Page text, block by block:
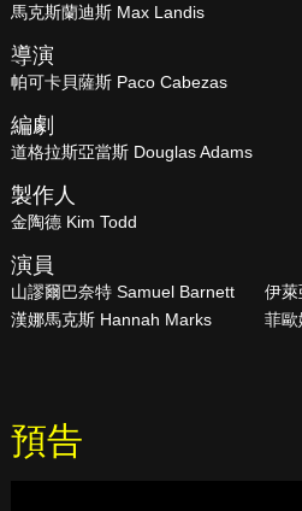
馬克斯蘭迪斯 Max Landis
導演
帕可卡貝薩斯 Paco Cabezas
編劇
道格拉斯亞當斯 Douglas Adams
製作人
金陶德 Kim Todd
演員
山謬爾巴奈特 Samuel Barnett
伊萊
漢娜馬克斯 Hannah Marks
菲
預告